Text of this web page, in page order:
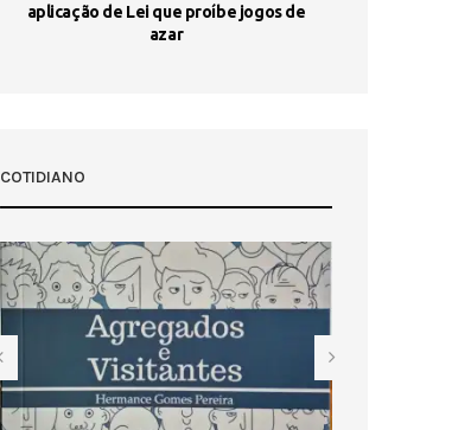
aplicação de Lei que proíbe jogos de
azar
COTIDIANO